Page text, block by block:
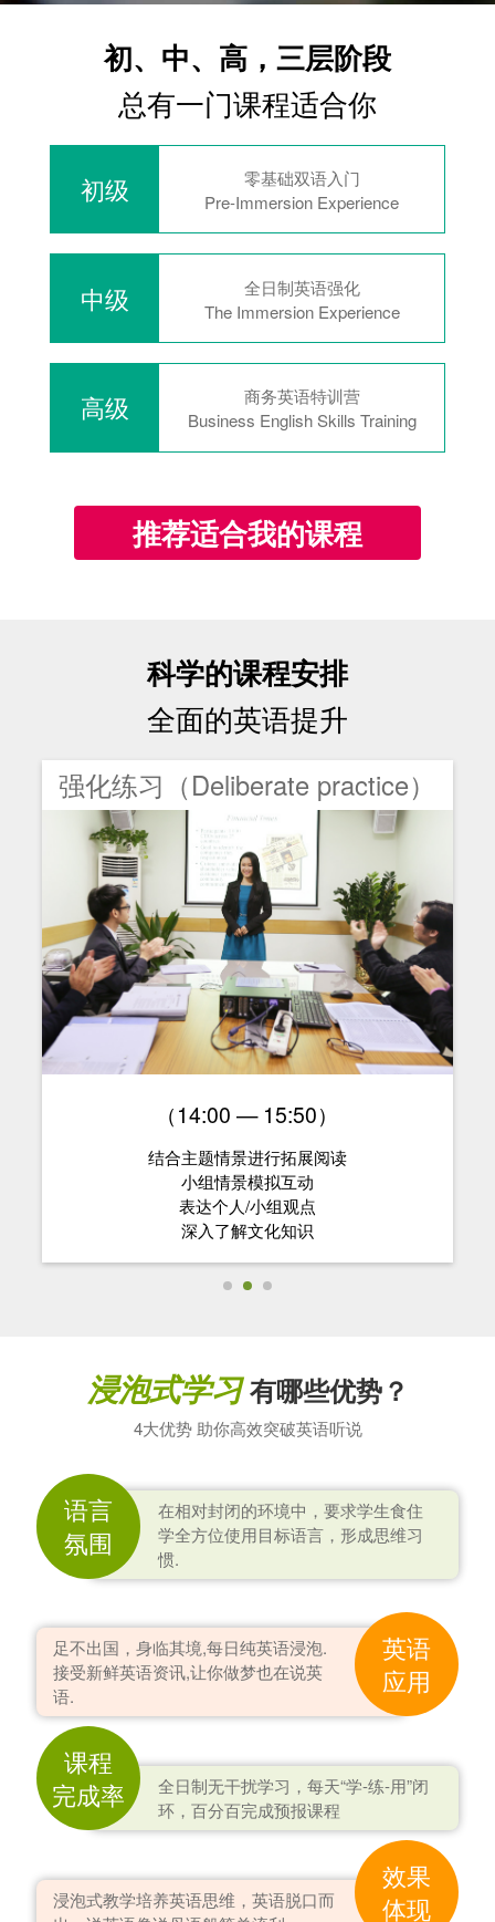
初、中、高，三层阶段
总有一门课程适合你
初级
零基础双语入门
Pre-Immersion Experience
中级
全日制英语强化
The Immersion Experience
高级
商务英语特训营
Business English Skills Training
推荐适合我的课程
科学的课程安排
全面的英语提升
强化练习（Deliberate practice）
（14:00 — 15:50）
结合主题情景进行拓展阅读
小组情景模拟互动
表达个人/小组观点
深入了解文化知识
浸泡式学习有哪些优势？
4大优势 助你高效突破英语听说
语言
氛围
在相对封闭的环境中，要求学生食住
学全方位使用目标语言，形成思维习
惯.
英语
应用
足不出国，身临其境,每日纯英语浸泡.
接受新鲜英语资讯,让你做梦也在说英
语.
课程
完成率
全日制无干扰学习，每天“学-练-用”闭
环，百分百完成预报课程
效果
体现
浸泡式教学培养英语思维，英语脱口而